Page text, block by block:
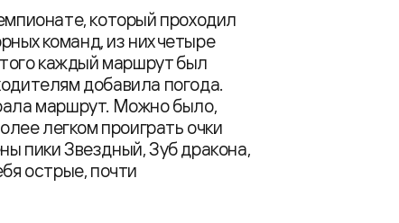
который проходил
команд, из них четыре
каждый маршрут был
добавила погода.
маршрут. Можно было,
легком проиграть очки
пики Звездный, Зуб дракона,
острые, почти